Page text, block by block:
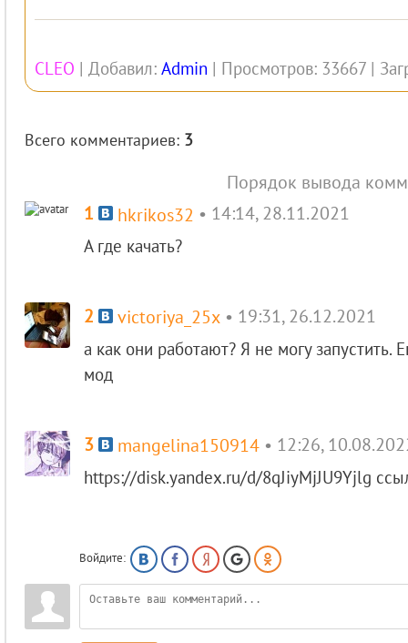
CLEO | Добавил: Admin | Просмотров: 33667 |
Всего комментариев: 3
Порядок вывода
1
hkrikos32 • 14:14, 28.11.2021
А где качать?
2 victoriya_25x • 19:31, 26.12.2021
а как они работают? Я не могу запустить.
мод
3 mangelina150914 • 12:26,
https://disk.yandex.ru/d/8qJiyMjJU9Yjlg
Войдите: